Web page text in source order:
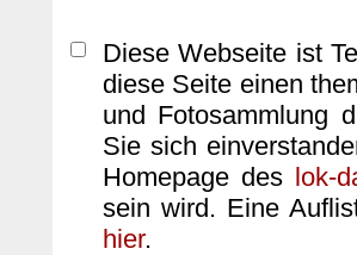
Diese Webseite ist
diese Seite einen
und Fotosammlung
Sie sich
Homepage des lok-
sein wird. Eine
hier.